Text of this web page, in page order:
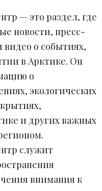
— это раздел, где
новости, пресс-
о событиях,
в Арктике. Он
о
экологических
и других важных
служит
внимания к